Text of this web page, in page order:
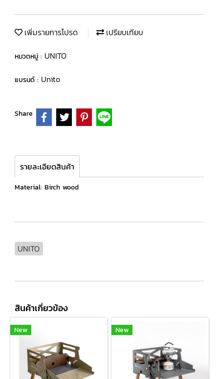
เพิ่มรายการโปรด เปรียบเทียบ
หมวดหมู่ : UNITO
แบรนด์ : Unito
Share
รายละเอียดสินค้า
Material: Birch wood
UNITO
สินค้าเกี่ยวข้อง
New New